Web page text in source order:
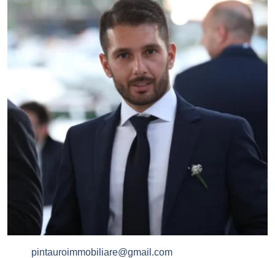
pintauroimmobiliare@gmail.com